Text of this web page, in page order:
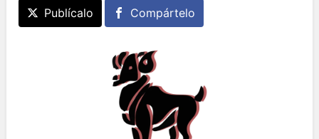
Publícalo Compártelo